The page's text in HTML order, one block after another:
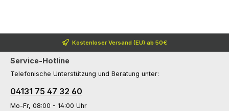
Kostenloser Versand (EU) ab 50€
Service-Hotline
Telefonische Unterstützung und Beratung unter:
04131 75 47 32 60
Mo-Fr, 08:00 - 14:00 Uhr